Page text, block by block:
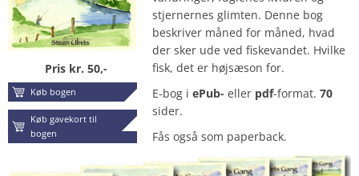
Pris kr. 50,-
Køb bogen
Køb gavekort til
bogen
stjernernes glimten. Denne bog
beskriver måned for måned, hvad
der sker ude ved fiskevandet. Hvilke
fisk, det er højsæson for.
E-bog i ePub- eller pdf-format. 70
sider.
Fås også som paperback.